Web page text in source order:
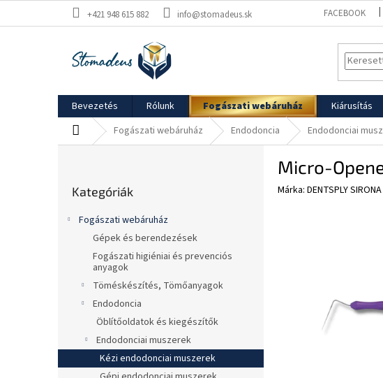
+421 948 615 882 info@stomadeus.sk FACEBOOK
Bevezetés Rólunk Fogászati webáruház Kiárusítás
KezdőlapFogászati webáruház Endodoncia Endodonciai
átugrása
Kategóriák
Fogászati webáruház
Gépek és berendezések
Fogászati higiéniai és prevenciós
anyagok
Töméskészítés, Tömőanyagok
Endodoncia
Öblítőoldatok és kiegészítők
Endodonciai muszerek
Kézi endodonciai muszerek
Micro-
Márka: DENTSPLY SIRONA